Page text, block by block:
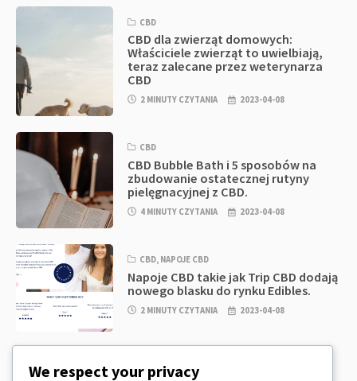
CBD
CBD dla zwierząt domowych:
Właściciele zwierząt to uwielbiają,
teraz zalecane przez weterynarza
CBD
2 MINUTY CZYTANIA 2023-04-08
CBD
CBD Bubble Bath i 5 sposobów na
zbudowanie ostatecznej rutyny
pielęgnacyjnej z CBD.
4 MINUTY CZYTANIA 2023-04-08
CBD, NAPOJE CBD
Napoje CBD takie jak Trip CBD dodają
nowego blasku do rynku Edibles.
2 MINUTY CZYTANIA 2023-04-08
We respect your privacy